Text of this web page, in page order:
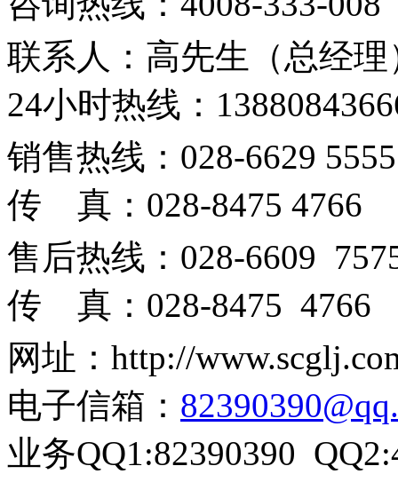
联系人：高先生 （总经
24小时热线：
销售热线：028-6629
传 真：028-8475 4766
售后热线：028-6609
传 真：028-8475 4766
网址： http://
电子信箱 ：
业务QQ1:82390390